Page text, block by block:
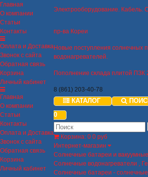
Главная
О компании
Статьи
Контакты
Оплата и Доставка
Звонок с сайта
Обратная связь
Корзина
Личный кабинет
Главная
О компании
Статьи
Контакты
Оплата и Доставка
Звонок с сайта
Обратная связь
Корзина
Личный кабинет
Электрооборудование. Кабель.
пр-ва Кореи
Новые поступления солнечных
водонагревателей.
Пополнение склада плитой ПЗК
8 (861) 203-40-78
КАТАЛОГ
0
Корзина: 0 0 руб
Интернет-магазин
Солнечные батареи и
Солнечные водонагреватели ,
Солнечные батареи -